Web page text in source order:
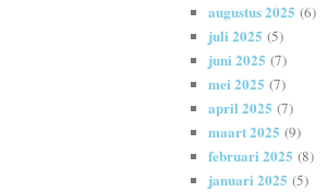
augustus 2025 (6)
juli 2025 (5)
juni 2025 (7)
mei 2025 (7)
april 2025 (7)
maart 2025 (9)
februari 2025 (8)
januari 2025 (5)